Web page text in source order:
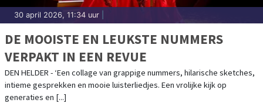
30 april 2026, 11:34 uur
DE MOOISTE EN LEUKSTE NUMMERS
VERPAKT IN EEN REVUE
DEN HELDER - ‘Een collage van grappige nummers, hilarische sketches,
intieme gesprekken en mooie luisterliedjes. Een vrolijke kijk op
generaties en [...]